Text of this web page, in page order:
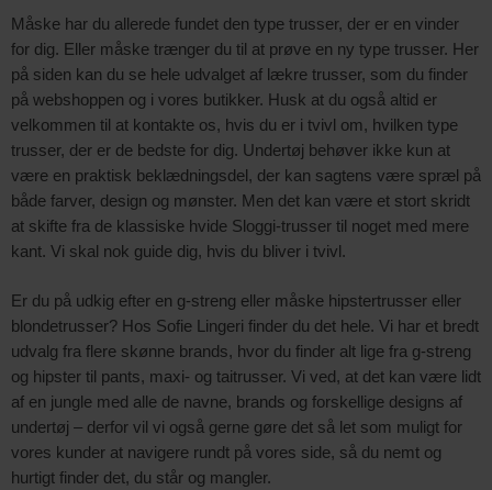
Måske har du allerede fundet den type trusser, der er en vinder
for dig. Eller måske trænger du til at prøve en ny type trusser. Her
på siden kan du se hele udvalget af lækre trusser, som du finder
på webshoppen og i vores butikker. Husk at du også altid er
velkommen til at kontakte os, hvis du er i tvivl om, hvilken type
trusser, der er de bedste for dig. Undertøj behøver ikke kun at
være en praktisk beklædningsdel, der kan sagtens være spræl på
både farver, design og mønster. Men det kan være et stort skridt
at skifte fra de klassiske hvide Sloggi-trusser til noget med mere
kant. Vi skal nok guide dig, hvis du bliver i tvivl.
Er du på udkig efter en g-streng eller måske hipstertrusser eller
blondetrusser? Hos Sofie Lingeri finder du det hele. Vi har et bredt
udvalg fra flere skønne brands, hvor du finder alt lige fra g-streng
og hipster til pants, maxi- og taitrusser. Vi ved, at det kan være lidt
af en jungle med alle de navne, brands og forskellige designs af
undertøj – derfor vil vi også gerne gøre det så let som muligt for
vores kunder at navigere rundt på vores side, så du nemt og
hurtigt finder det, du står og mangler.